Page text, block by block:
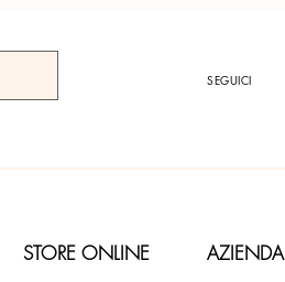
SEGUICI
STORE ONLINE AZIENDA